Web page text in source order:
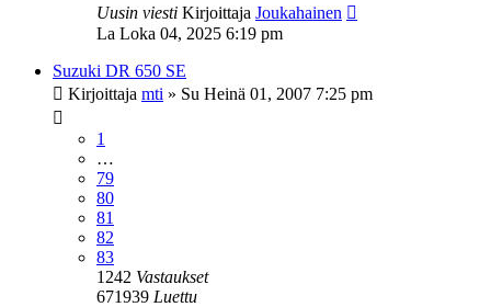
Uusin viesti Kirjoittaja Joukahainen
La Loka 04, 2025 6:19 pm
Suzuki DR 650 SE
Kirjoittaja mti » Su Heinä 01, 2007 7:25 pm
1
…
79
80
81
82
83
1242 Vastaukset
671939 Luettu